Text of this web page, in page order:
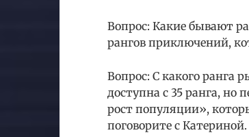
Вопрос: Какие бывают
рангов приключений,
Вопрос: С какого ранга
доступна с 35 ранга,
рост популяции»,
поговорите с Катериной.